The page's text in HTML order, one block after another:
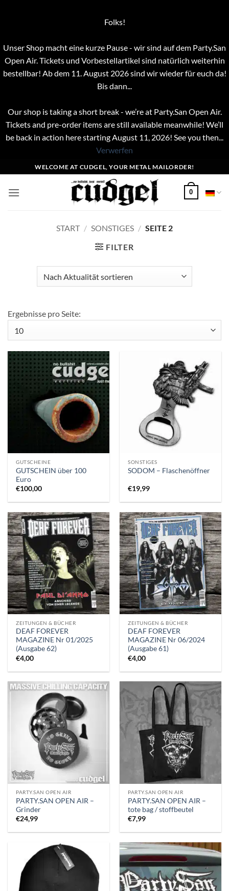
Folks!
Unser Shop macht eine kurze Pause - wir sind auf dem Party.San
Open Air. Tickets und Vorbestellartikel sind natürlich weiterhin
bestellbar! Ab dem 11. August 2026 sind wir wieder für euch da!
Bis dann...
Our shop is taking a short break - we’re at Party.San Open Air.
Tickets and pre-order items are still available meanwhile! We’ll
be back in action here starting August 11, 2026! See you then...
Verwerfen
Inhalt
springen
WELCOME AT CUDGEL, YOUR METAL MAILORDER!
0
START / SONSTIGES / SEITE 2
FILTER
Ergebnisse pro Seite:
GUTSCHEINE
GUTSCHEIN über 100
Euro
€100,00
SONSTIGES
SODOM – Flaschenöffner
€19,99
ZEITUNGEN & BÜCHER
DEAF FOREVER
MAGAZINE Nr 01/2025
(Ausgabe 62)
€4,00
ZEITUNGEN & BÜCHER
DEAF FOREVER
MAGAZINE Nr 06/2024
(Ausgabe 61)
€4,00
PARTY.SAN OPEN AIR
PARTY.SAN OPEN AIR –
Grinder
€24,99
PARTY.SAN OPEN AIR
PARTY.SAN OPEN AIR –
tote bag / stoffbeutel
€7,99